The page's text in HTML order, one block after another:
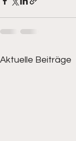
Aktuelle Beiträge